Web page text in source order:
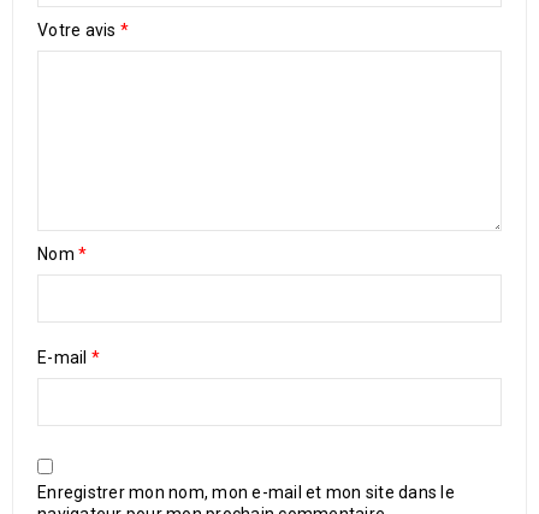
Votre avis *
Nom *
E-mail *
Enregistrer mon nom, mon e-mail et mon site dans le